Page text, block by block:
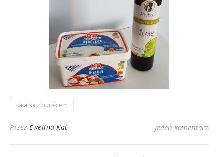
sałatka z burakiem
Przez Ewelina Kat Jeden komentarz